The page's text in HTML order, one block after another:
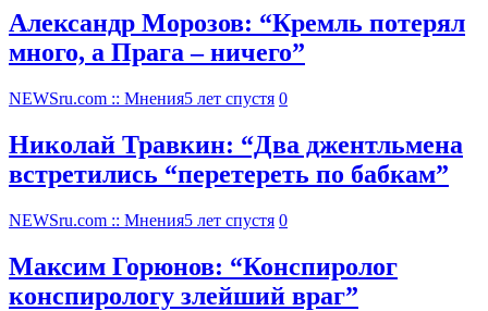
Александр Морозов: “Кремль потерял
много, а Прага – ничего”
NEWSru.com :: Мнения5 лет спустя 0
Николай Травкин: “Два джентльмена
встретились “перетереть по бабкам”
NEWSru.com :: Мнения5 лет спустя 0
Максим Горюнов: “Конспиролог
конспирологу злейший враг”